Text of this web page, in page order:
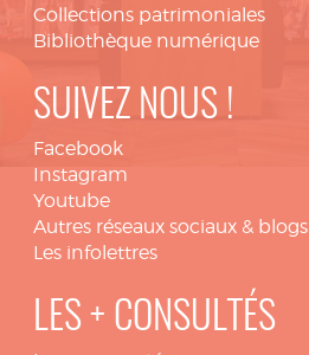
Collections patrimoniales
Bibliothèque numérique
SUIVEZ NOUS !
Facebook
Instagram
Youtube
Autres réseaux sociaux & blogs
Les infolettres
LES + CONSULTÉS